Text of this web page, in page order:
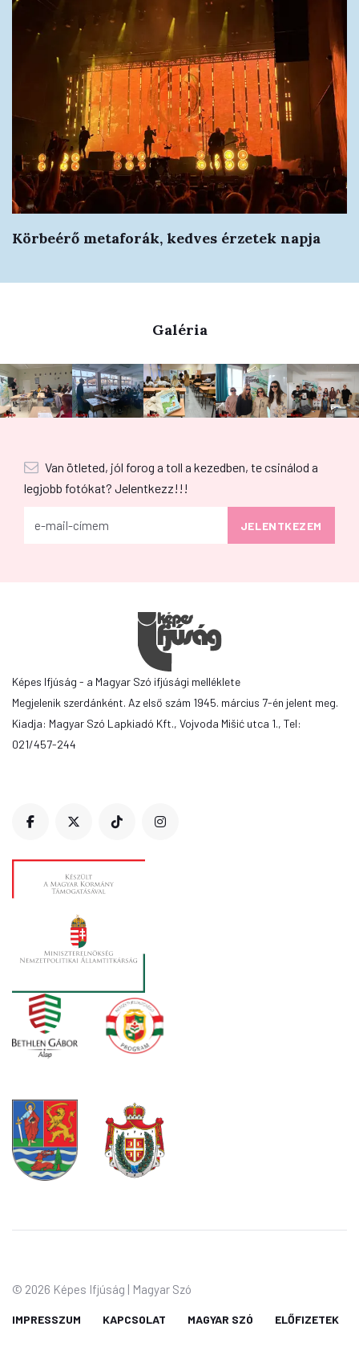
Körbeérő metaforák, kedves érzetek napja
Galéria
Van ötleted, jól forog a toll a kezedben, te csinálod a
legjobb fotókat? Jelentkezz!!!
Képes Ifjúság - a Magyar Szó ifjúsági melléklete
Megjelenik szerdánként. Az első szám 1945. március 7-én jelent meg.
Kiadja: Magyar Szó Lapkiadó Kft., Vojvoda Mišić utca 1., Tel:
021/457-244
© 2026 Képes Ifjúság | Magyar Szó
IMPRESSZUM KAPCSOLAT MAGYAR SZÓ ELŐFIZETEK